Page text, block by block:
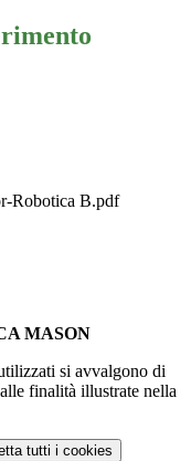
Robotica B.pdf
MASON
si avvalgono di
finalità illustrate nella
tutti i cookies